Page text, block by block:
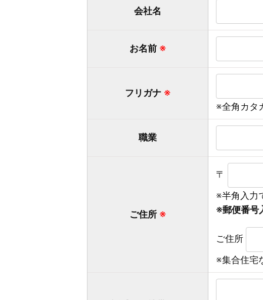
会社名
お名前 ※
フリガナ ※
※全角カタ
職業
ご住所 ※
〒
※半角入力
※郵便番号
ご住所
※集合住宅